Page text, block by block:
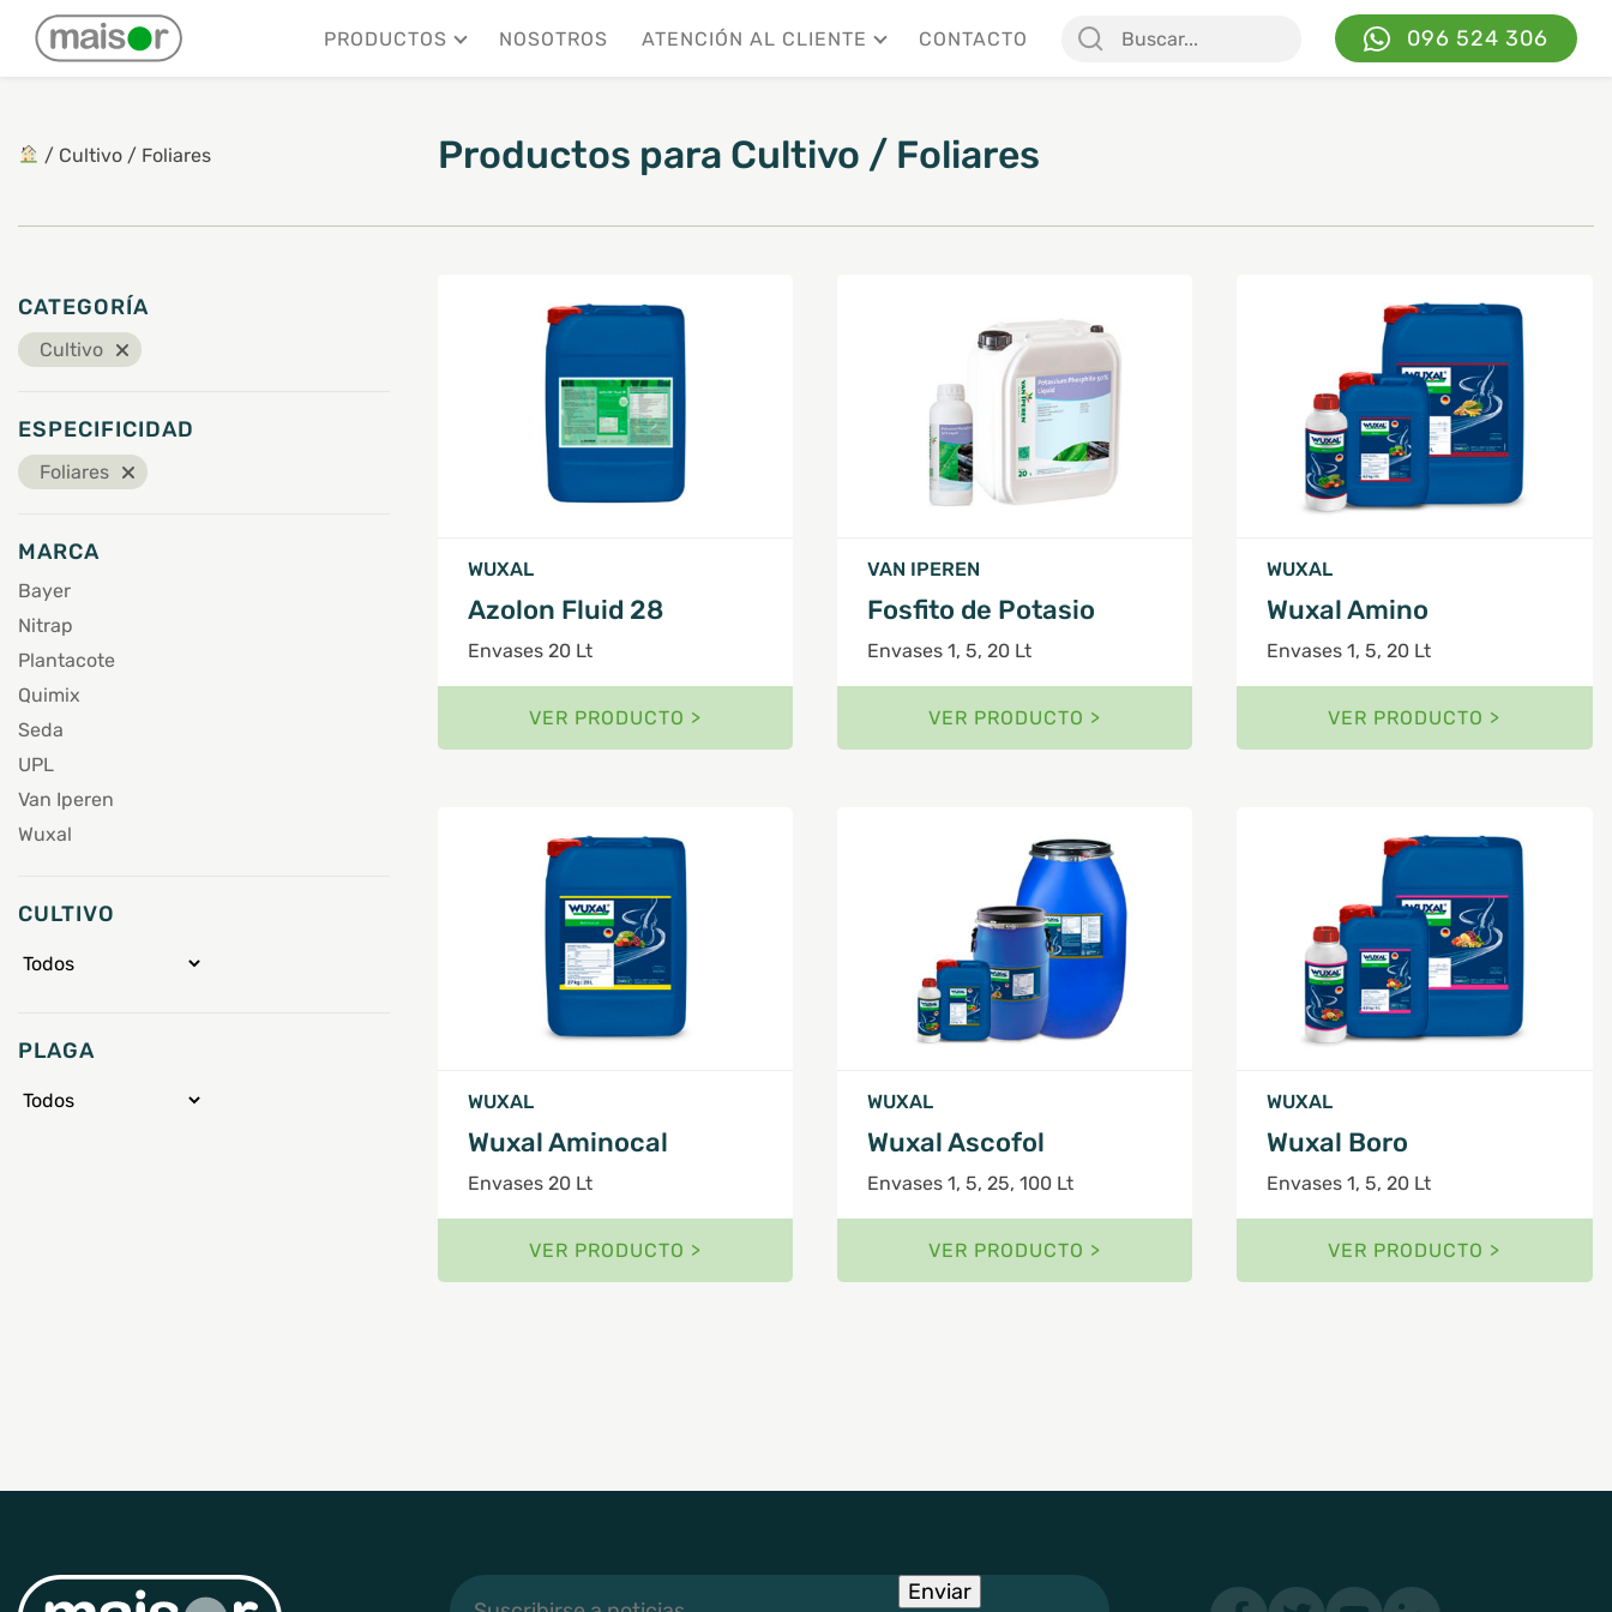
PRODUCTOS NOSOTROS ATENCIÓN AL CLIENTE CONTACTO 096 524 306
Mostrando 1–6 de 18 resultados
/ Cultivo / Foliares Productos para Cultivo / Foliares
CATEGORÍA
Cultivo
ESPECIFICIDAD
Foliares
MARCA
Bayer
Nitrap
Plantacote
Quimix
Seda
UPL
Van Iperen
Wuxal
CULTIVO
PLAGA
WUXAL
Azolon Fluid 28
Envases 20 Lt
VER PRODUCTO >
VAN IPEREN
Fosfito de Potasio
Envases 1, 5, 20 Lt
VER PRODUCTO >
WUXAL
Wuxal Amino
Envases 1, 5, 20 Lt
VER PRODUCTO >
WUXAL
Wuxal Aminocal
Envases 20 Lt
VER PRODUCTO >
WUXAL
Wuxal Ascofol
Envases 1, 5, 25, 100 Lt
VER PRODUCTO >
WUXAL
Wuxal Boro
Envases 1, 5, 20 Lt
VER PRODUCTO >
Enviar